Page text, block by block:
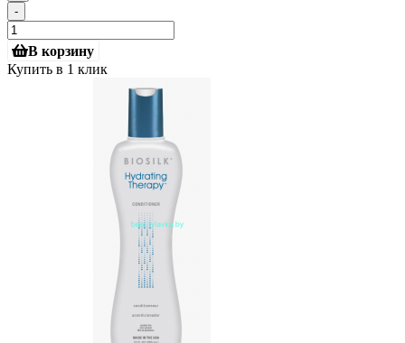
-
В корзину
Купить в 1 клик